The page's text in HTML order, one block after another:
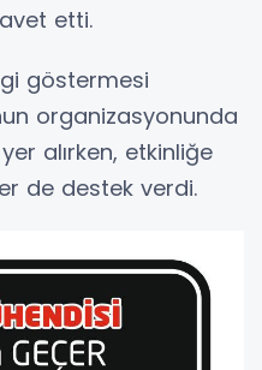
etti.
göstermesi
organizasyonunda
alırken, etkinliğe
de destek verdi.